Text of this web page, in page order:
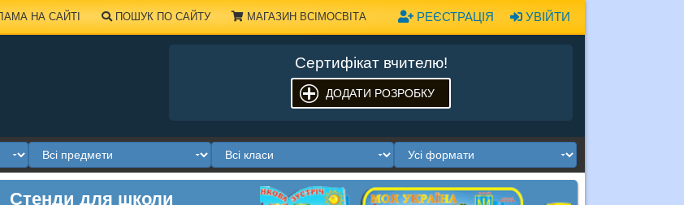
УВІЙТИ
РЕЄСТРАЦІЯ
НА САЙТІ ПОШУК ПО САЙТУ МАГАЗИН ВСІМОСВІТА
Сертифікат вчителю!
ДОДАТИ РОЗРОБКУ
Стенди для школи